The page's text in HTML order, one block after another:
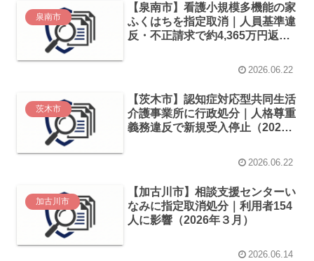
泉南市
【泉南市】看護小規模多機能の家
ふくはちを指定取消｜人員基準違
反・不正請求で約4,365万円返還
2026.06.22
茨木市
【茨木市】認知症対応型共同生活
介護事業所に行政処分｜人格尊重
義務違反で新規受入停止（2026
2026.06.22
加古川市
【加古川市】相談支援センターい
なみに指定取消処分｜利用者154
人に影響（2026年３月）
2026.06.14